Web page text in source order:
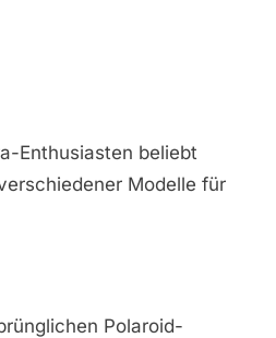
Enthusiasten beliebt
Modelle für
Polaroid-